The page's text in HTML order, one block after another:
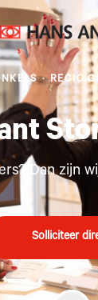
· REGIO
Dan zijn
Solliciteer